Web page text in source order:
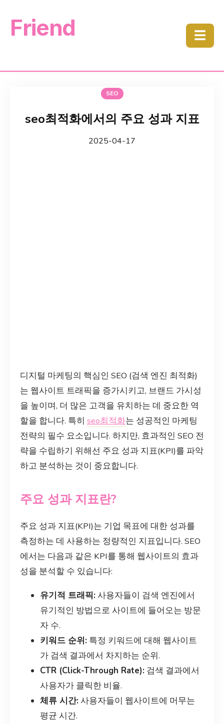
Friend ☰
SEO
seo최적화에서의 주요 성과 지표
2025-04-17
디지털 마케팅의 핵심인 SEO (검색 엔진 최적화)
는 웹사이트 트래픽을 증가시키고, 브랜드 가시성
을 높이며, 더 많은 고객을 유치하는 데 중요한 역
할을 합니다. 특히 seo최적화는 성공적인 마케팅
전략의 필수 요소입니다. 하지만, 효과적인 SEO 전
략을 수립하기 위해선 주요 성과 지표(KPI)를 파악
하고 분석하는 것이 중요합니다.
주요 성과 지표란?
주요 성과 지표(KPI)는 기업 목표에 대한 성과를
측정하는 데 사용하는 정량적인 지표입니다. SEO
에서는 다음과 같은 KPI를 통해 웹사이트의 효과
성을 분석할 수 있습니다:
유기적 트래픽: 사용자들이 검색 엔진에서
유기적인 방법으로 사이트에 들어오는 방문
자 수.
키워드 순위: 특정 키워드에 대해 웹사이트
가 검색 결과에서 차지하는 순위.
CTR (Click-Through Rate): 검색 결과에서
사용자가 클릭한 비율.
체류 시간: 사용자들이 웹사이트에 머무는
평균 시간.